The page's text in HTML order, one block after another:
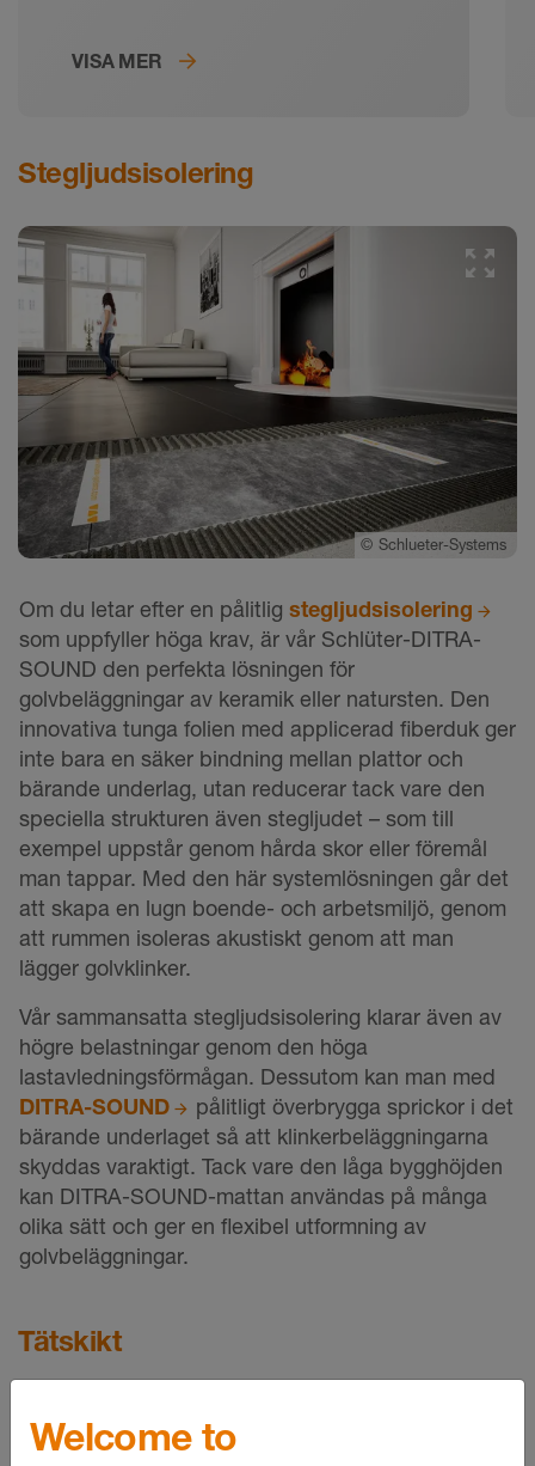
VISA MER
Stegljudsisolering
© Schlueter-Systems
Om du letar efter en pålitlig stegljudsisolering
som uppfyller höga krav, är vår Schlüter-DITRA-
SOUND den perfekta lösningen för
golvbeläggningar av keramik eller natursten. Den
innovativa tunga folien med applicerad fiberduk ger
inte bara en säker bindning mellan plattor och
bärande underlag, utan reducerar tack vare den
speciella strukturen även stegljudet – som till
exempel uppstår genom hårda skor eller föremål
man tappar. Med den här systemlösningen går det
att skapa en lugn boende- och arbetsmiljö, genom
att rummen isoleras akustiskt genom att man
lägger golvklinker.
Vår sammansatta stegljudsisolering klarar även av
högre belastningar genom den höga
lastavledningsförmågan. Dessutom kan man med
DITRA-SOUND
pålitligt överbrygga sprickor i det
bärande underlaget så att klinkerbeläggningarna
skyddas varaktigt. Tack vare den låga bygghöjden
kan DITRA-SOUND-mattan användas på många
olika sätt och ger en flexibel utformning av
golvbeläggningar.
Tätskikt
Welcome to